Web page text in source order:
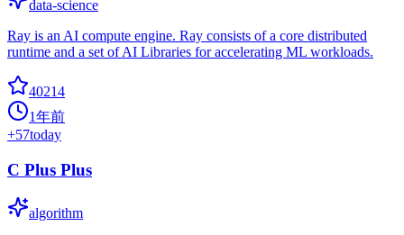
data-science
Ray is an AI compute engine. Ray consists of a core distributed
runtime and a set of AI Libraries for accelerating ML workloads.
40214
1年前
+57today
C Plus Plus
algorithm